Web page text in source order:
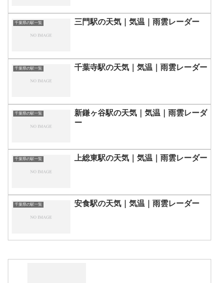
千葉県の駅一覧 三門駅の天気｜気温｜雨雲レーダー
千葉県の駅一覧 千葉寺駅の天気｜気温｜雨雲レーダー
千葉県の駅一覧
新鎌ヶ谷駅の天気｜気温｜雨雲レーダ
ー
千葉県の駅一覧 上総東駅の天気｜気温｜雨雲レーダー
千葉県の駅一覧 安食駅の天気｜気温｜雨雲レーダー